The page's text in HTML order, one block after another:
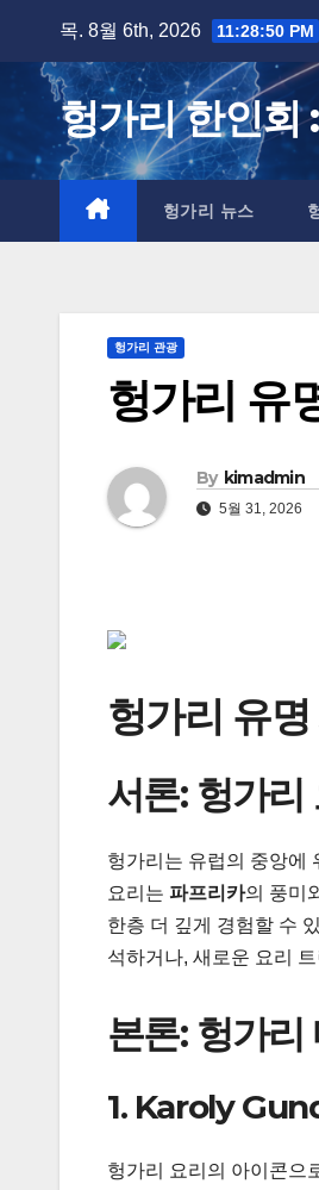
content
목. 8월 6th, 2026 11:28:51 PM
헝가리 한인회
헝가리 뉴스
헝가리 관광
헝가리 유
By kimadmin
5월 31, 2026
헝가리 유
서론: 헝가
헝가리는 유럽의 중앙에
요리는 파프리카의 풍미
한층 더 깊게 경험할 수
석하거나, 새로운 요리
본론: 헝가
1. Karoly
헝가리 요리의 아이콘으